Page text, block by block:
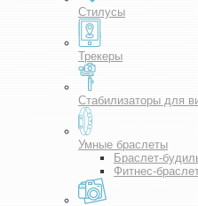
Стилусы
Трекеры
Стабилизаторы для
Умные браслеты
Браслет-
Фитнес-